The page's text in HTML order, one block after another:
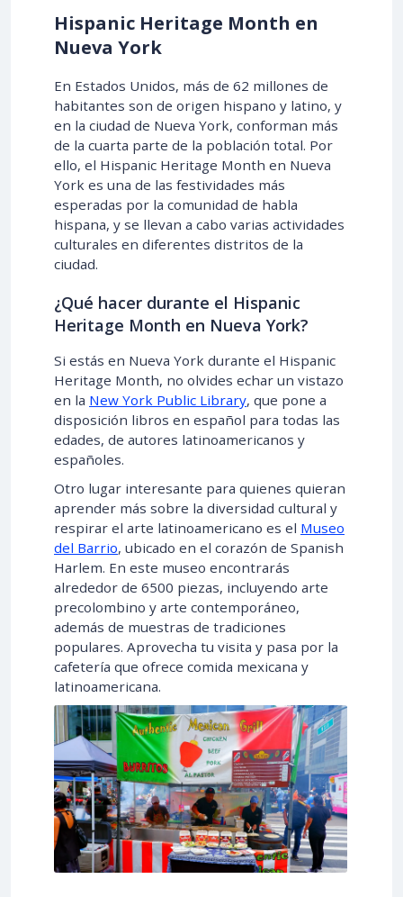
Hispanic Heritage Month en
Nueva York
En Estados Unidos, más de 62 millones de
habitantes son de origen hispano y latino, y
en la ciudad de Nueva York, conforman más
de la cuarta parte de la población total. Por
ello, el Hispanic Heritage Month en Nueva
York es una de las festividades más
esperadas por la comunidad de habla
hispana, y se llevan a cabo varias actividades
culturales en diferentes distritos de la
ciudad.
¿Qué hacer durante el Hispanic
Heritage Month en Nueva York?
Si estás en Nueva York durante el Hispanic
Heritage Month, no olvides echar un vistazo
en la New York Public Library, que pone a
disposición libros en español para todas las
edades, de autores latinoamericanos y
españoles.
Otro lugar interesante para quienes quieran
aprender más sobre la diversidad cultural y
respirar el arte latinoamericano es el Museo
del Barrio, ubicado en el corazón de Spanish
Harlem. En este museo encontrarás
alrededor de 6500 piezas, incluyendo arte
precolombino y arte contemporáneo,
además de muestras de tradiciones
populares. Aprovecha tu visita y pasa por la
cafetería que ofrece comida mexicana y
latinoamericana.